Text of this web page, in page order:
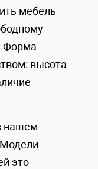
мебель
Форма
высота
нашем
это